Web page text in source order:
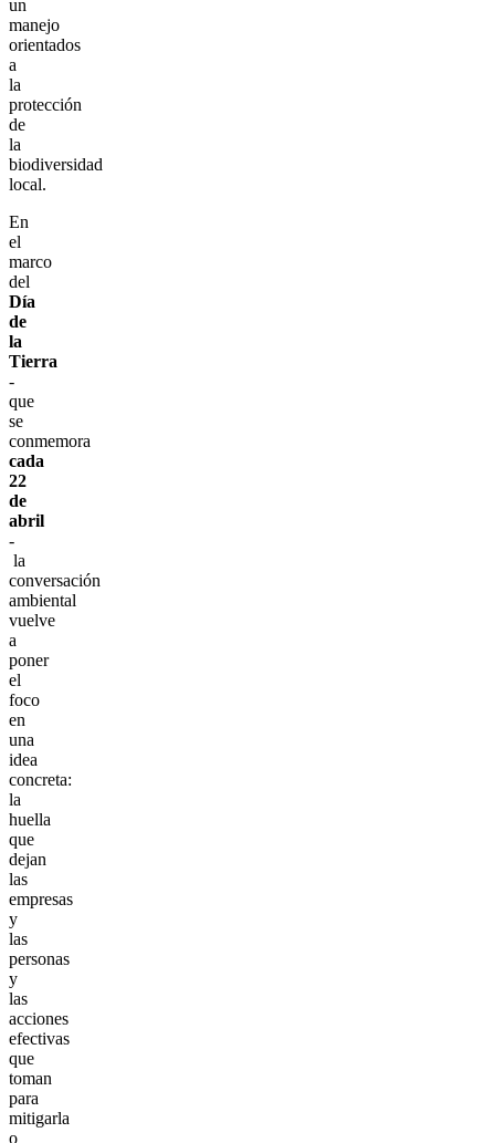
un
manejo
orientados
a
la
protección
de
la
biodiversidad
local.
En
el
marco
del
Día
de
la
Tierra
-
que
se
conmemora
cada
22
de
abril
-
la
conversación
ambiental
vuelve
a
poner
el
foco
en
una
idea
concreta:
la
huella
que
dejan
las
empresas
y
las
personas
y
las
acciones
efectivas
que
toman
para
mitigarla
o